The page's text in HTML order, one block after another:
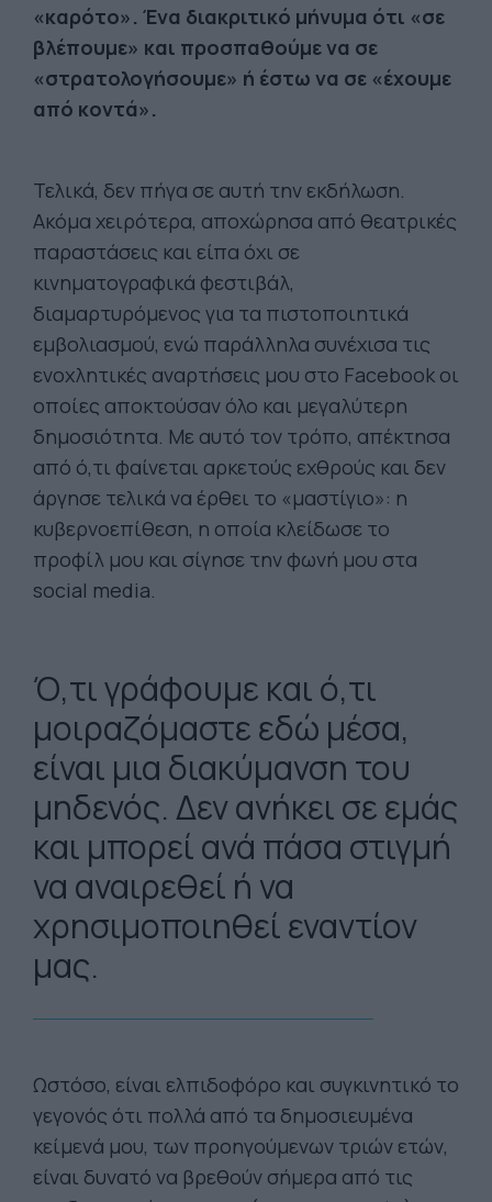
«καρότο». Ένα διακριτικό μήνυμα ότι «σε
βλέπουμε» και προσπαθούμε να σε
«στρατολογήσουμε» ή έστω να σε «έχουμε
από κοντά».
Τελικά, δεν πήγα σε αυτή την εκδήλωση.
Ακόμα χειρότερα, αποχώρησα από θεατρικές
παραστάσεις και είπα όχι σε
κινηματογραφικά φεστιβάλ,
διαμαρτυρόμενος για τα πιστοποιητικά
εμβολιασμού, ενώ παράλληλα συνέχισα τις
ενοχλητικές αναρτήσεις μου στο Facebook οι
οποίες αποκτούσαν όλο και μεγαλύτερη
δημοσιότητα. Με αυτό τον τρόπο, απέκτησα
από ό,τι φαίνεται αρκετούς εχθρούς και δεν
άργησε τελικά να έρθει το «μαστίγιο»: η
κυβερνοεπίθεση, η οποία κλείδωσε το
προφίλ μου και σίγησε την φωνή μου στα
social media.
Ό,τι γράφουμε και ό,τι
μοιραζόμαστε εδώ μέσα,
είναι μια διακύμανση του
μηδενός. Δεν ανήκει σε εμάς
και μπορεί ανά πάσα στιγμή
να αναιρεθεί ή να
χρησιμοποιηθεί εναντίον
μας.
Ωστόσο, είναι ελπιδοφόρο και συγκινητικό το
γεγονός ότι πολλά από τα δημοσιευμένα
κείμενά μου, των προηγούμενων τριών ετών,
είναι δυνατό να βρεθούν σήμερα από τις